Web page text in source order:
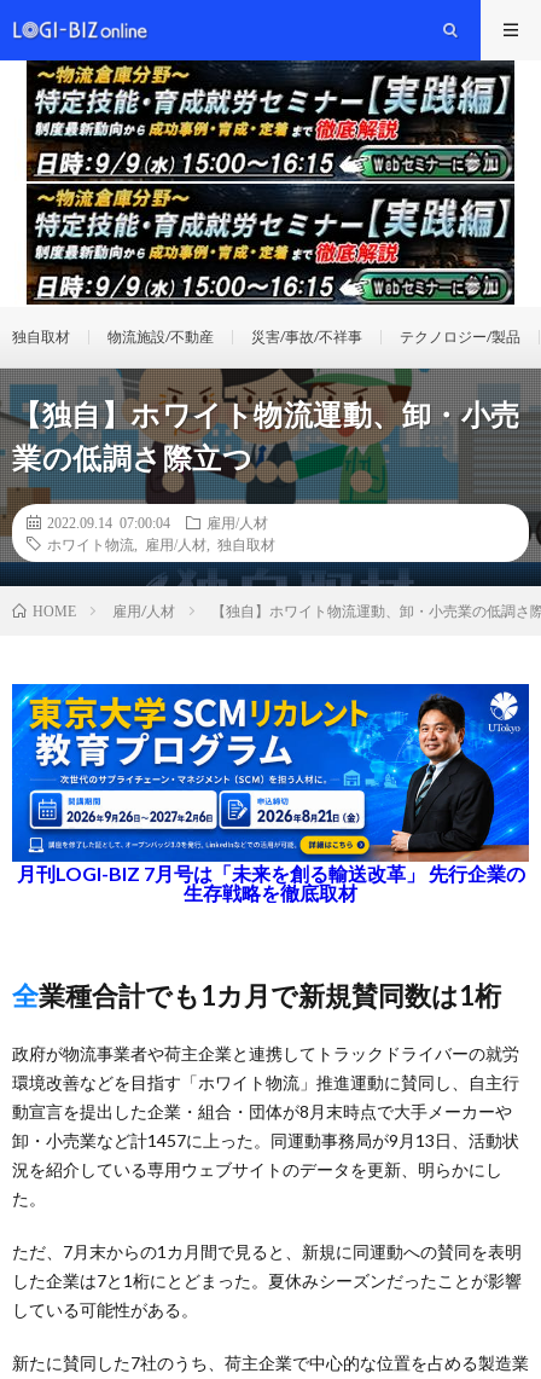
独自取材 物流施設/不動産 災害/事故/不祥事 テクノロジー/製品
【独自】ホワイト物流運動、卸・小売
業の低調さ際立つ
2022.09.14 07:00:04
雇用/人材
ホワイト物流
雇用/人材 独自取材
HOME 雇用/人材 【独自】ホワイト物流運動、卸・小売業の低調さ
月刊LOGI-BIZ 7月号は「未来を創る輸送改革」 先行企業の
生存戦略を徹底取材
全業種合計でも1カ月で新規賛同数は1桁
政府が物流事業者や荷主企業と連携してトラックドライバーの就労
環境改善などを目指す「ホワイト物流」推進運動に賛同し、自主行
動宣言を提出した企業・組合・団体が8月末時点で大手メーカーや
卸・小売業など計1457に上った。同運動事務局が9月13日、活動状
況を紹介している専用ウェブサイトのデータを更新、明らかにし
た。
ただ、7月末からの1カ月間で見ると、新規に同運動への賛同を表明
した企業は7と1桁にとどまった。夏休みシーズンだったことが影響
している可能性がある。
新たに賛同した7社のうち、荷主企業で中心的な位置を占める製造業